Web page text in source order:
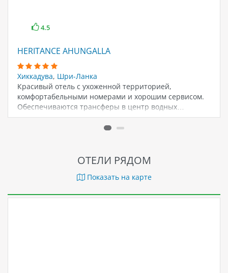
4.5
HERITANCE AHUNGALLA
Хиккадува, Шри-Ланка
Красивый отель с ухоженной территорией,
комфортабельными номерами и хорошим сервисом.
Обеспечиваются трансферы в центр водных…
ОТЕЛИ РЯДОМ
Показать на карте